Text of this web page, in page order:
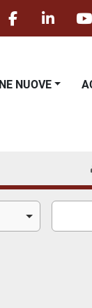
facebooklinkedin
NUOVE